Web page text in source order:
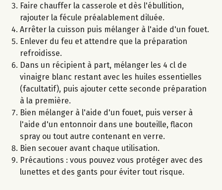
Faire chauffer la casserole et dès l'ébullition,
rajouter la fécule préalablement diluée.
Arrêter la cuisson puis mélanger à l'aide d'un fouet.
Enlever du feu et attendre que la préparation
refroidisse.
Dans un récipient à part, mélanger les 4 cl de
vinaigre blanc restant avec les huiles essentielles
(facultatif), puis ajouter cette seconde préparation
à la première.
Bien mélanger à l'aide d'un fouet, puis verser à
l'aide d'un entonnoir dans une bouteille, flacon
spray ou tout autre contenant en verre.
Bien secouer avant chaque utilisation.
Précautions : vous pouvez vous protéger avec des
lunettes et des gants pour éviter tout risque.